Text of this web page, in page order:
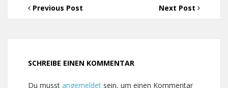
Previous Post Next Post
SCHREIBE EINEN KOMMENTAR
Du musst angemeldet sein, um einen Kommentar